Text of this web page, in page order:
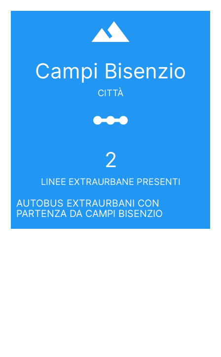
filter_hdr
Campi Bisenzio
CITTÀ
linear_scale
2
LINEE EXTRAURBANE PRESENTI
AUTOBUS EXTRAURBANI CON
PARTENZA DA CAMPI BISENZIO